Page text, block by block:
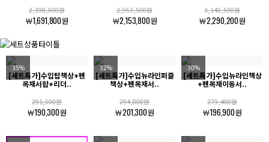
2,398,000원
￦1,691,800원
2,953,500원
￦2,153,800원
3,140,500원
￦2,290,200원
35%
[세트특가]수입탑책상+펜
목재서랍+리더..
291,500원
￦190,300원
32%
[세트특가]수입뉴라인퍼즐
책상+펜목재서..
294,800원
￦201,300원
30%
[세트특가]수입뉴라인책상
+펜목재이동서..
279,400원
￦196,900원